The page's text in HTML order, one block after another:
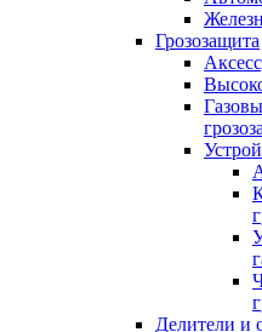
Грозозащита
Делители и